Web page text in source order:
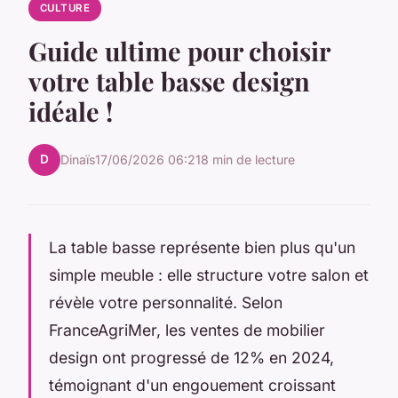
CULTURE
Guide ultime pour choisir
votre table basse design
idéale !
D Dinaïs17/06/2026 06:218 min de lecture
La table basse représente bien plus qu'un
simple meuble : elle structure votre salon et
révèle votre personnalité. Selon
FranceAgriMer, les ventes de mobilier
design ont progressé de 12% en 2024,
témoignant d'un engouement croissant